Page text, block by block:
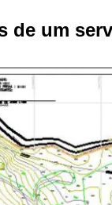
de um